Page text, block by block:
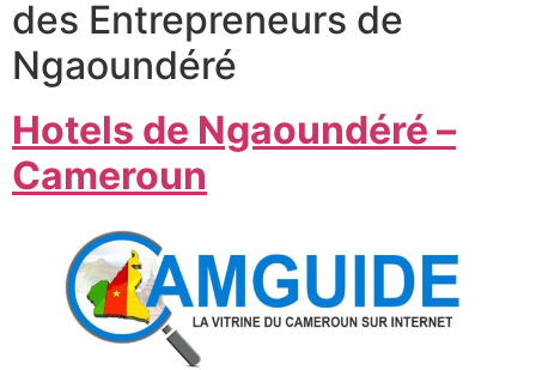
des Entrepreneurs de
Ngaoundéré
Hotels de Ngaoundéré –
Cameroun